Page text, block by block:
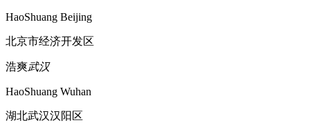
HaoShuang Beijing
北京市经济开发区
浩爽武汉
HaoShuang Wuhan
湖北武汉汉阳区